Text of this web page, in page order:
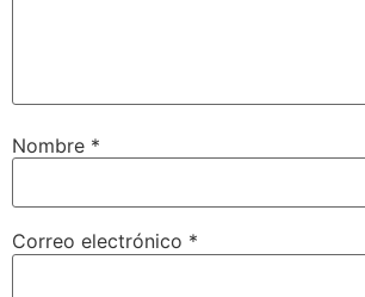
Nombre *
Correo electrónico *